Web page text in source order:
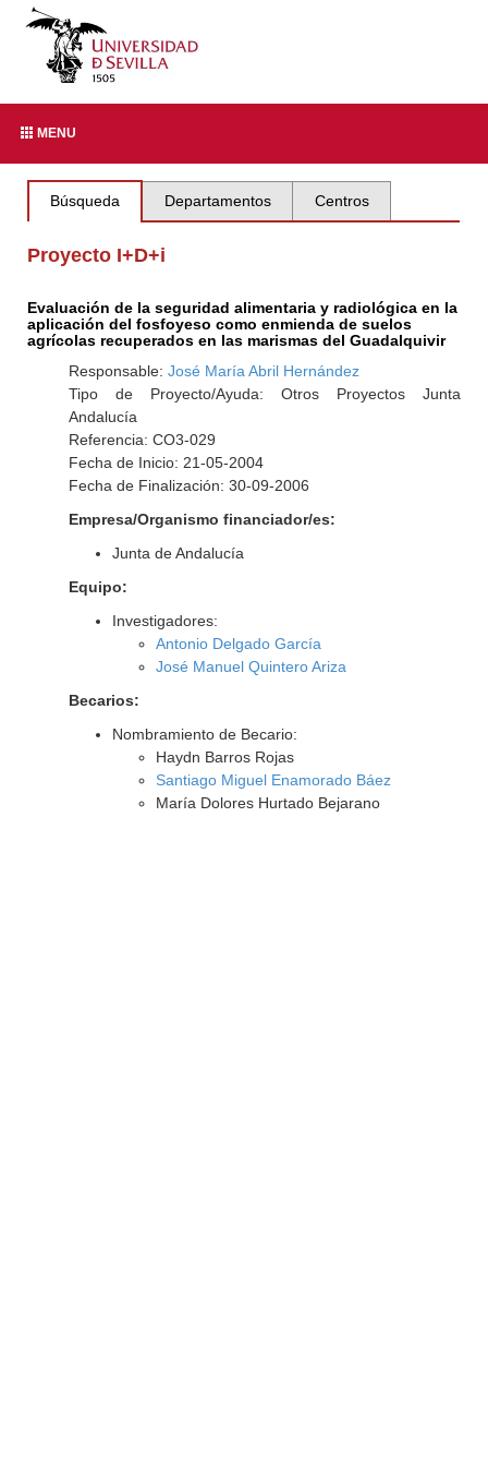
MENU
Búsqueda Departamentos Centros
Proyecto I+D+i
Evaluación de la seguridad alimentaria y radiológica en la
aplicación del fosfoyeso como enmienda de suelos
agrícolas recuperados en las marismas del Guadalquivir
Responsable: José María Abril Hernández
Tipo de Proyecto/Ayuda: Otros Proyectos Junta
Andalucía
Referencia: CO3-029
Fecha de Inicio: 21-05-2004
Fecha de Finalización: 30-09-2006
Empresa/Organismo financiador/es:
Junta de Andalucía
Equipo:
Investigadores:
Antonio Delgado García
José Manuel Quintero Ariza
Becarios:
Nombramiento de Becario:
Haydn Barros Rojas
Santiago Miguel Enamorado Báez
María Dolores Hurtado Bejarano